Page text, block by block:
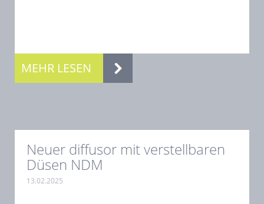
MEHR LESEN
Neuer diffusor mit verstellbaren
Düsen NDM
13.02.2025